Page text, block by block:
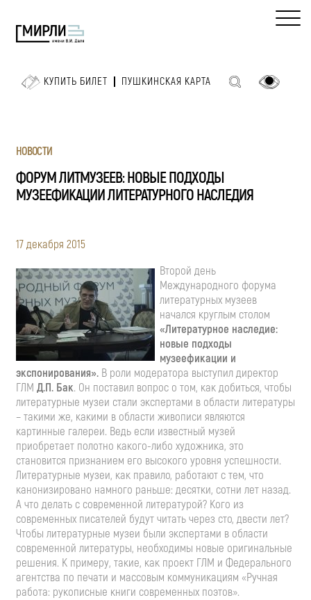
КУПИТЬ БИЛЕТ ПУШКИНСКАЯ КАРТА
НОВОСТИ
ФОРУМ ЛИТМУЗЕЕВ: НОВЫЕ ПОДХОДЫ
МУЗЕЕФИКАЦИИ ЛИТЕРАТУРНОГО НАСЛЕДИЯ
17 декабря 2015
Второй день
Международного форума
литературных музеев
начался круглым столом
«Литературное наследие:
новые подходы
музеефикации и
экспонирования». В роли модератора выступил директор
ГЛМ Д.П. Бак. Он поставил вопрос о том, как добиться, чтобы
литературные музеи стали экспертами в области литературы
– такими же, какими в области живописи являются
картинные галереи. Ведь если известный музей
приобретает полотно какого-либо художника, это
становится признанием его высокого уровня успешности.
Литературные музеи, как правило, работают с тем, что
канонизировано намного раньше: десятки, сотни лет назад.
А что делать с современной литературой? Кого из
современных писателей будут читать через сто, двести лет?
Чтобы литературные музеи были экспертами в области
современной литературы, необходимы новые оригинальные
решения. К примеру, такие, как проект ГЛМ и Федерального
агентства по печати и массовым коммуникациям «Ручная
работа: рукописные книги современных поэтов».